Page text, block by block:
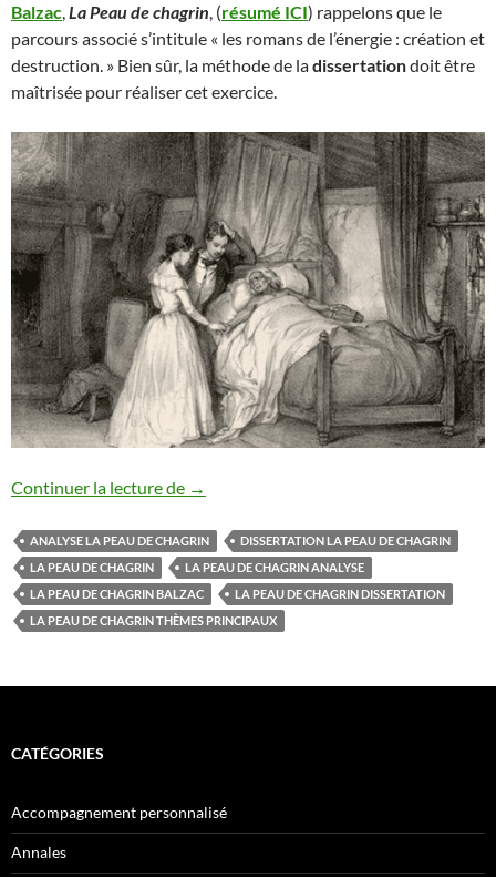
Balzac,La Peau de chagrin, (résumé ICI) rappelons que le
parcours associé s’intitule « les romans de l’énergie : création et
destruction. » Bien sûr, la méthode de ladissertationdoit être
maîtrisée pour réaliser cet exercice.
Continuer la lecture de DISSERTATION LA PEAU DE CHAGRIN
→
ANALYSE LA PEAU DE CHAGRIN
DISSERTATION LA PEAU DE CHAGRIN
LA PEAU DE CHAGRIN
LA PEAU DE CHAGRIN ANALYSE
LA PEAU DE CHAGRIN BALZAC
LA PEAU DE CHAGRIN DISSERTATION
LA PEAU DE CHAGRIN THÈMES PRINCIPAUX
CATÉGORIES
Accompagnement personnalisé
Annales